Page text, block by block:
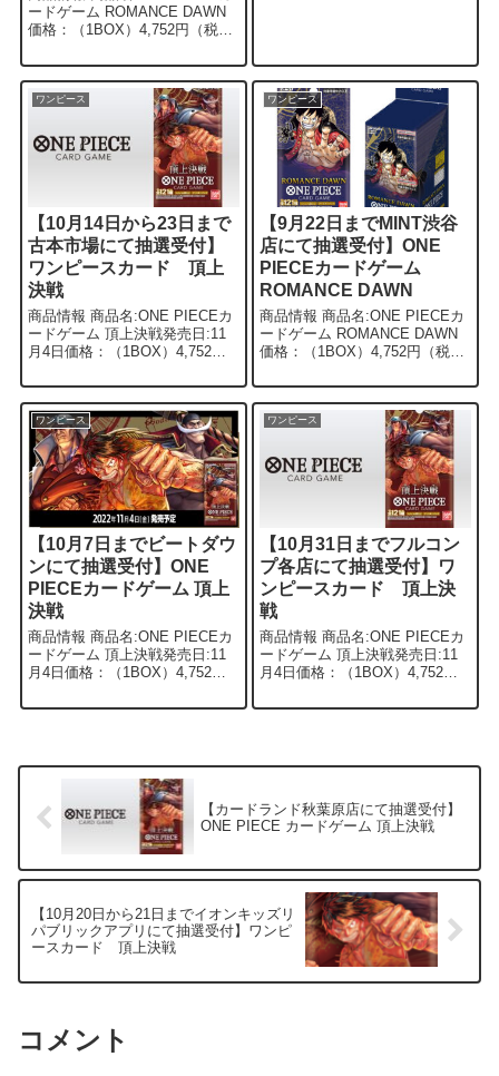
ードゲーム ROMANCE DAWN
価格：（1BOX）4,752円（税
日本橋店にて11月13日(日)まで
ワンピースカードゲーム
ROMANCE ...
ワンピース
【10月14日から23日まで
古本市場にて抽選受付】
ワンピースカード 頂上
決戦
商品情報 商品名:ONE PIECEカ
ードゲーム 頂上決戦発売日:11
月4日価格：（1BOX）4,752円
PIECEカードゲーム 頂上決戦
が、古本市場にて10月23日
23:00まで...
ワンピース
【9月22日までMINT渋谷
店にて抽選受付】ONE
PIECEカードゲーム
ROMANCE DAWN
商品情報 商品名:ONE PIECEカ
ードゲーム ROMANCE DAWN
価格：（1BOX）4,752円（税
ONE PIECEカード ゲーム
ROMANCE DAWNの抽選販...
ワンピース
【10月7日までビートダウ
ンにて抽選受付】ONE
PIECEカードゲーム 頂上
決戦
商品情報 商品名:ONE PIECEカ
ードゲーム 頂上決戦発売日:11
月4日価格：（1BOX）4,752円
PIECEカードゲーム 頂上決戦
ワンピース
【10月31日までフルコン
プ各店にて抽選受付】ワ
ンピースカード 頂上決
戦
商品情報 商品名:ONE PIECEカ
ードゲーム 頂上決戦発売日:11
月4日価格：（1BOX）4,752円
PIECEカードゲーム 頂上決戦
【カードランド秋葉原店にて抽選受付】
ONE PIECE カードゲーム 頂上決戦
【10月20日から21日までイオンキッズリ
パブリックアプリにて抽選受付】ワンピ
ースカード 頂上決戦
コメント